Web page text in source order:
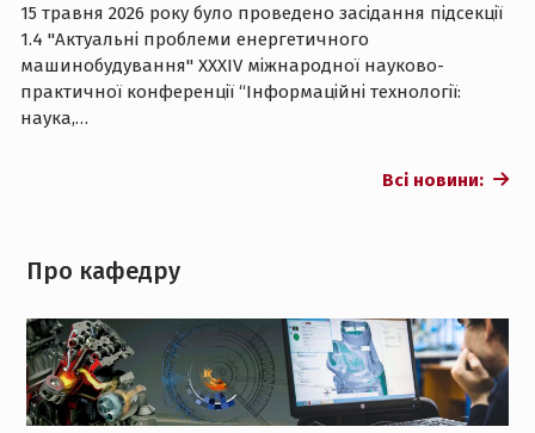
15 травня 2026 року було проведено засідання підсекції
1.4 "Актуальні проблеми енергетичного
машинобудування" XXXІV міжнародної науково-
практичної конференції “Інформаційні технології:
наука,…
Всі новини:
Про кафедру